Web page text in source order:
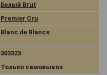
Белый Brut
Premier Cru
Blanc de Blancs
303323
Только самовывоз